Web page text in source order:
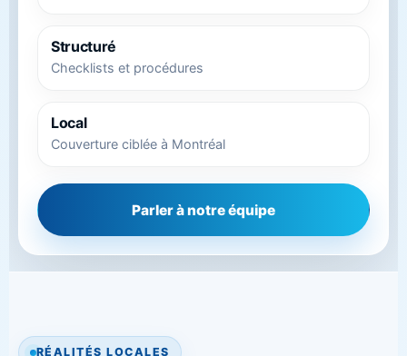
Structuré
Checklists et procédures
Local
Couverture ciblée à Montréal
Parler à notre équipe
RÉALITÉS LOCALES